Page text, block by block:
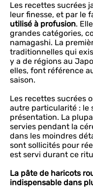
Les recettes sucrées
leur finesse, et par le
utilisé à profusion.
grandes catégories,
namagashi. La
traditionnelles qui
y a de régions au
elles, font référence
saison.
Les recettes sucrées
autre particularité : le
présentation. La
servies pendant la
dans les moindres
sont sollicités pour
est servi durant ce
La pâte de haricots
indispensable dans